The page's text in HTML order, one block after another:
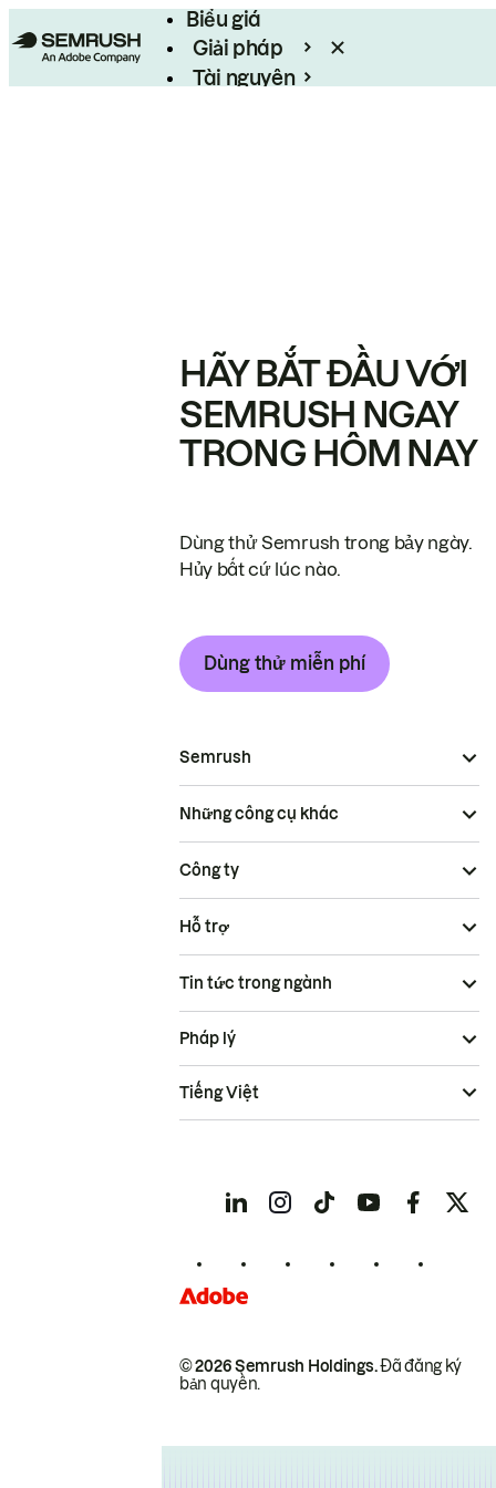
Biểu giá
Giải pháp
Tài nguyên
HÃY BẮT ĐẦU VỚI
SEMRUSH NGAY
TRONG HÔM NAY
Dùng thử Semrush trong bảy ngày.
Hủy bất cứ lúc nào.
Dùng thử miễn phí
Semrush
Những công cụ khác
Công ty
Hỗ trợ
Tin tức trong ngành
© 2026 Semrush Holdings.Đã đăng ký
bản quyền.
Pháp lý
Tiếng Việt